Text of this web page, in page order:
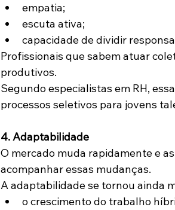
empatia;
escuta ativa;
capacidade de dividir
Profissionais que sabem atuar
produtivos.
Segundo especialistas em RH,
processos seletivos para jovens
4. Adaptabilidade
O mercado muda rapidamente e
acompanhar essas mudanças.
A adaptabilidade se tornou ainda
o crescimento do trabalho